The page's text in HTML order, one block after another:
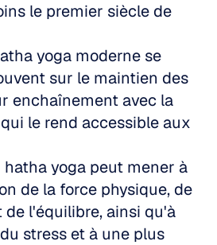
le premier siècle de
yoga moderne se
sur le maintien des
enchaînement avec la
le rend accessible aux
yoga peut mener à
de la force physique, de
de l'équilibre, ainsi qu'à
stress et à une plus